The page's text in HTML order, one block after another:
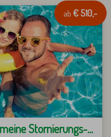
ab € 510,-
Sommer 2026 (Allgemeine Stornierungs- und Änderungsbedingungen)